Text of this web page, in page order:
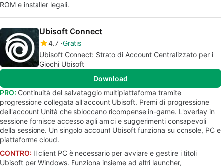
ROM e installer legali.
Ubisoft Connect
4.7 Gratis
Ubisoft Connect: Strato di Account Centralizzato per i
Giochi Ubisoft
Download
PRO: Continuità del salvataggio multipiattaforma tramite
progressione collegata all'account Ubisoft. Premi di progressione
dell'account Unità che sbloccano ricompense in-game. L'overlay in
sessione fornisce accesso agli amici e suggerimenti consapevoli
della sessione. Un singolo account Ubisoft funziona su console, PC e
piattaforme cloud.
CONTRO: Il client PC è necessario per avviare e gestire i titoli
Ubisoft per Windows. Funziona insieme ad altri launcher,